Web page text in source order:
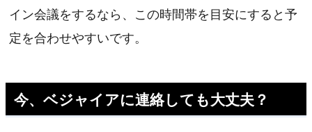
イン会議をするなら、この時間帯を目安にすると予
定を合わせやすいです。
今、ベジャイアに連絡しても大丈夫？